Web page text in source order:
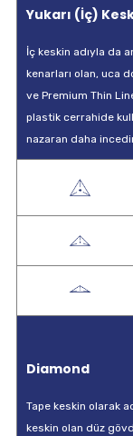
Yukarı (İç)
İç keskin adıyla da
kenarları olan, uca
ve Premium Thin
plastik cerrahide
nazaran daha
Diamond
Tape keskin olarak
keskin olan düz